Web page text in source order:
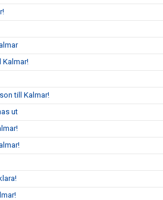
Kalmar!
till Kalmar!
ut